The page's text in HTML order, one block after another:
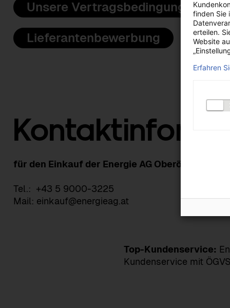
Unsere Vertragsbedingungen
Lieferantenbewerbung
für den Einkauf der Energie AG Oberösterreich
Tel.: +43 5 9000-3225
Mail: einkauf@energieag.at
Top-Kundenservice:
Kundenservice mit
finden Sie
erteilen.
Website
Erfahren